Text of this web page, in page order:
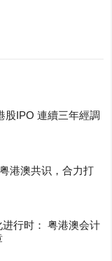
股IPO 連續三年經調
港澳共识，合力打
行时： 粤港澳会计